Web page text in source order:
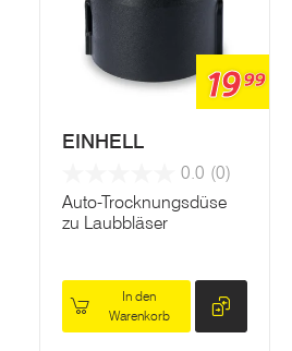
19 99
EINHELL
0.0 (0)
Auto-Trocknungsdüse
zu Laubbläser
In den
Warenkorb